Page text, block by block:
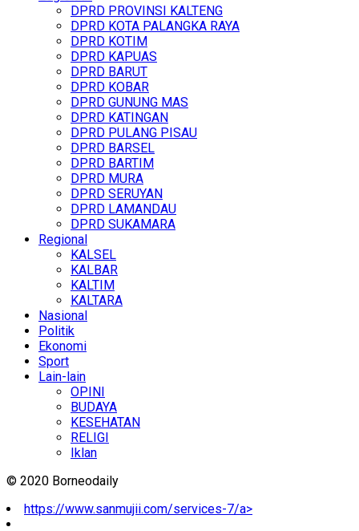
DPRD PROVINSI KALTENG
DPRD KOTA PALANGKA RAYA
DPRD KOTIM
DPRD KAPUAS
DPRD BARUT
DPRD KOBAR
DPRD GUNUNG MAS
DPRD KATINGAN
DPRD PULANG PISAU
DPRD BARSEL
DPRD BARTIM
DPRD MURA
DPRD SERUYAN
DPRD LAMANDAU
DPRD SUKAMARA
Regional
KALSEL
KALBAR
KALTIM
KALTARA
Nasional
Politik
Ekonomi
Sport
Lain-lain
OPINI
BUDAYA
KESEHATAN
RELIGI
Iklan
© 2020 Borneodaily
https://www.sanmujii.com/services-7/a>